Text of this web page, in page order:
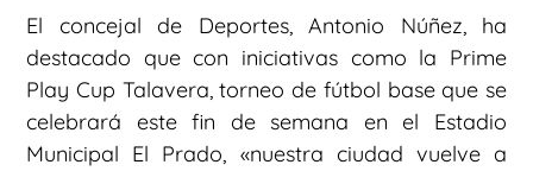
El concejal de Deportes, Antonio Núñez, ha
destacado que con iniciativas como la Prime
Play Cup Talavera, torneo de fútbol base que se
celebrará este fin de semana en el Estadio
Municipal El Prado, «nuestra ciudad vuelve a